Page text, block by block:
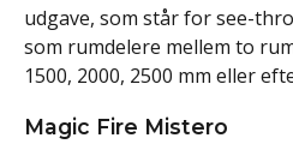
udgave, som står for see-
som rumdelere mellem to
1500, 2000, 2500 mm eller
Magic Fire Mistero